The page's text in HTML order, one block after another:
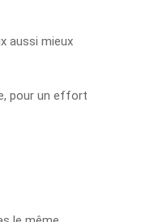
aussi mieux
pour un effort